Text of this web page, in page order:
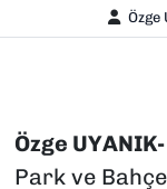
Özge
Özge UYANIK-
Park ve